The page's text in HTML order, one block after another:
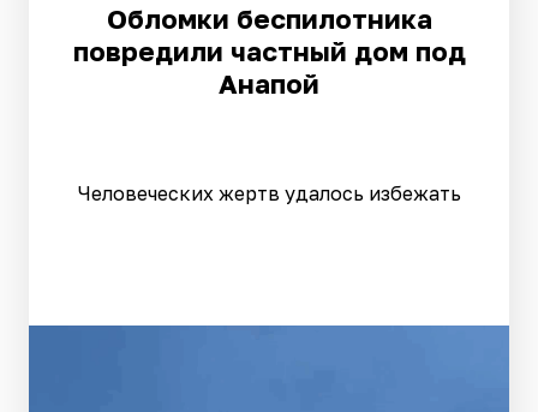
Обломки беспилотника
повредили частный дом под
Анапой
Человеческих жертв удалось избежать